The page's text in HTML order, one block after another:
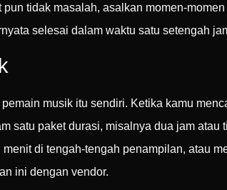
tidak masalah, asalkan momen-
selesai dalam waktu satu setengah
musik itu sendiri. Ketika kamu
satu paket durasi, misalnya dua jam atau
di tengah-tengah penampilan, atau
ini dengan vendor.